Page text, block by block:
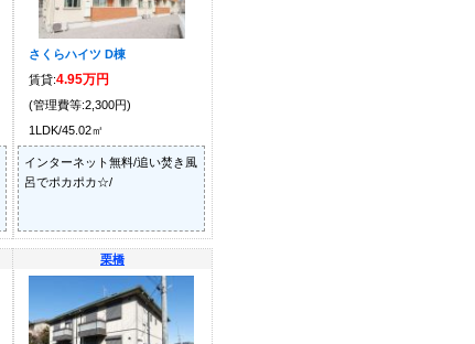
さくらハイツ D棟
賃貸:4.95万円
(管理費等:2,300円)
1LDK/45.02㎡
インターネット無料/追い焚き風
呂でポカポカ☆/
栗橋